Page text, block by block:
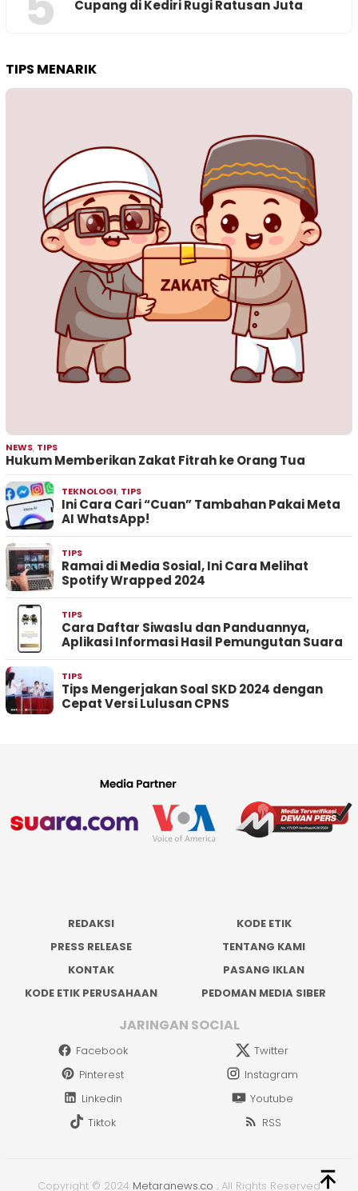
Cupang di Kediri Rugi Ratusan Juta
TIPS MENARIK
NEWS, TIPS
Hukum Memberikan Zakat Fitrah ke Orang Tua
TEKNOLOGI, TIPS
Ini Cara Cari “Cuan” Tambahan Pakai Meta
AI WhatsApp!
TIPS
Ramai di Media Sosial, Ini Cara Melihat
Spotify Wrapped 2024
TIPS
Cara Daftar Siwaslu dan Panduannya,
Aplikasi Informasi Hasil Pemungutan Suara
TIPS
Tips Mengerjakan Soal SKD 2024 dengan
Cepat Versi Lulusan CPNS
REDAKSI
KODE ETIK
PRESS RELEASE
TENTANG KAMI
KONTAK
PASANG IKLAN
KODE ETIK PERUSAHAAN
PEDOMAN MEDIA SIBER
JARINGAN SOCIAL
Facebook
Twitter
Pinterest
Instagram
Linkedin
Youtube
Tiktok
RSS
Copyright © 2024 Metaranews.co . All Rights Reserved